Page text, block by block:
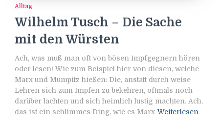
Alltag
Wilhelm Tusch – Die Sache
mit den Würsten
Ach, was muß man oft von bösen Impfgegnern hören
oder lesen! Wie zum Beispiel hier von diesen, welche
Marx und Mumpitz hießen: Die, anstatt durch weise
Lehren sich zum Impfen zu bekehren, oftmals noch
darüber lachten und sich heimlich lustig machten. Ach,
das ist ein schlimmes Ding, wie es Marx Weiterlesen